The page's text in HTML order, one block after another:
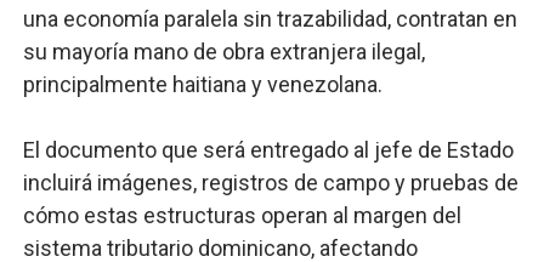
una economía paralela sin trazabilidad, contratan en
su mayoría mano de obra extranjera ilegal,
principalmente haitiana y venezolana.
El documento que será entregado al jefe de Estado
incluirá imágenes, registros de campo y pruebas de
cómo estas estructuras operan al margen del
sistema tributario dominicano, afectando